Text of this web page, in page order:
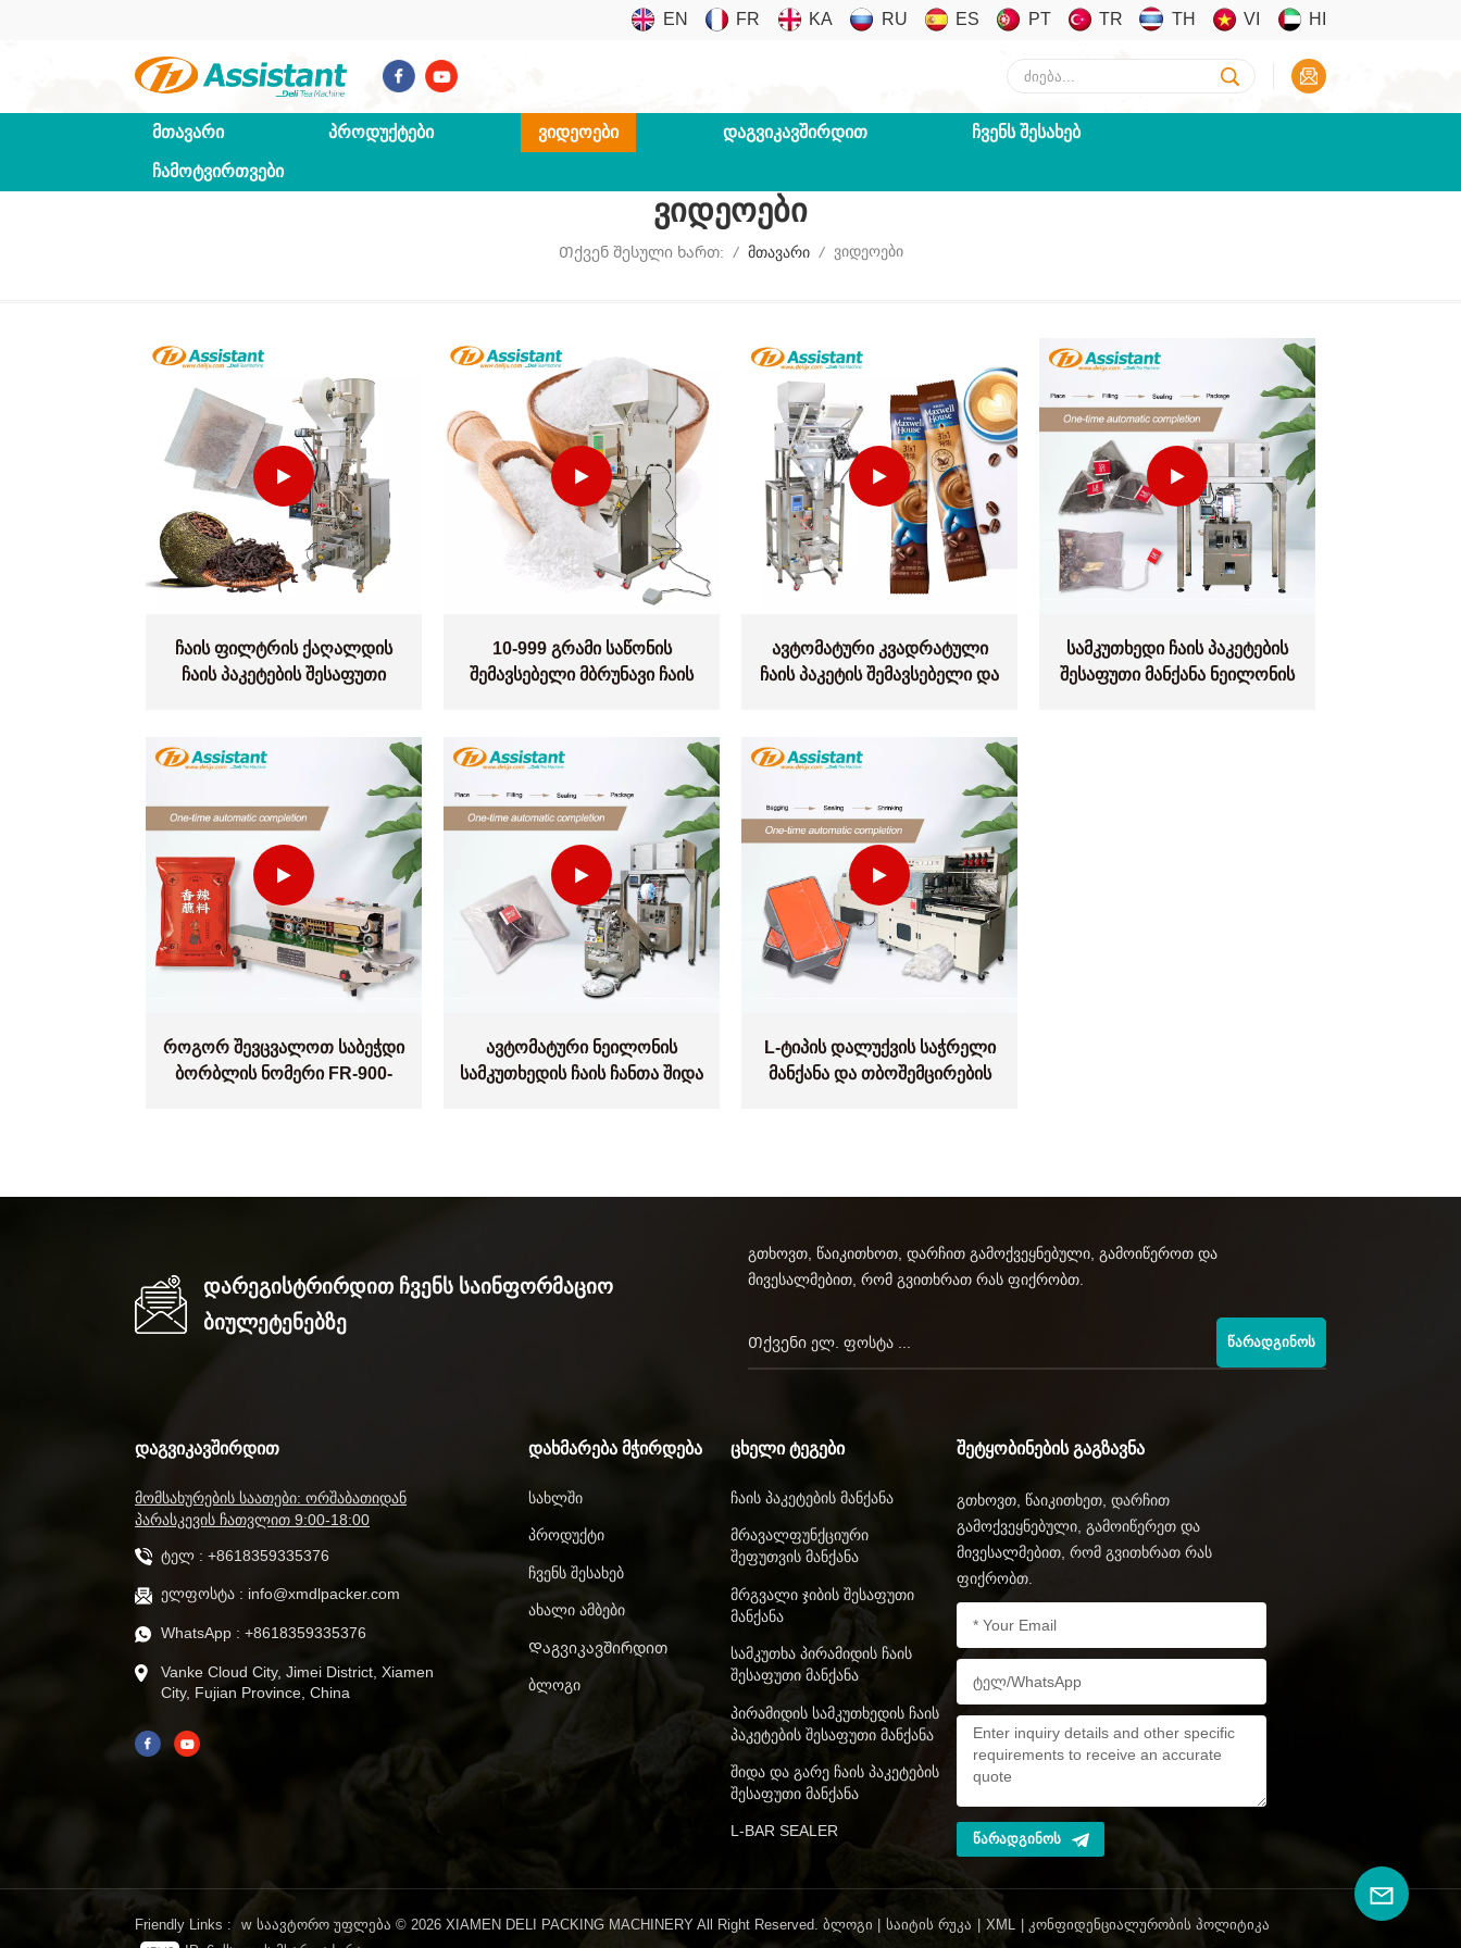
EN FR KA RU ES PT TR TH VI HI
ᲛᲗᲐᲕᲐᲠᲘ ᲞᲠᲝᲓᲣᲥᲢᲔᲑᲘ ᲕᲘᲓᲔᲝᲔᲑᲘ ᲓᲐᲒᲕᲘᲙᲐᲕᲨᲘᲠᲓᲘᲗ ᲩᲕᲔᲜᲡ ᲨᲔᲡᲐᲮᲔᲑ
ᲩᲐᲛᲝᲢᲕᲘᲠᲗᲕᲔᲑᲘ
Ვიდეოები
Თქვენ Შესული Ხართ: / Მთავარი / Ვიდეოები
ჩაის ფილტრის ქაღალდის
ჩაის პაკეტების შესაფუთი
10-999 გრამი საწონის
შემავსებელი მბრუნავი ჩაის
ავტომატური კვადრატული
ჩაის პაკეტის შემავსებელი და
სამკუთხედი ჩაის პაკეტების
შესაფუთი მანქანა ნეილონის
როგორ შევცვალოთ საბეჭდი
ბორბლის ნომერი FR-900-
ავტომატური ნეილონის
სამკუთხედის ჩაის ჩანთა შიდა
L-ტიპის დალუქვის საჭრელი
მანქანა და თბოშემცირების
Დარეგისტრირდით Ჩვენს Საინფორმაციო
Ბიულეტენებზე
გთხოვთ, წაიკითხოთ, დარჩით გამოქვეყნებული, გამოიწეროთ და
მივესალმებით, რომ გვითხრათ რას ფიქრობთ.
ᲬᲐᲠᲐᲓᲒᲘᲜᲝᲡ
ᲓᲐᲒᲕᲘᲙᲐᲕᲨᲘᲠᲓᲘᲗ
მომსახურების საათები: ორშაბათიდან
პარასკევის ჩათვლით 9:00-18:00
ტელ : +8618359335376
ელფოსტა : info@xmdlpacker.com
WhatsApp : +8618359335376
Vanke Cloud City, Jimei District, Xiamen
City, Fujian Province, China
ᲓᲐᲮᲛᲐᲠᲔᲑᲐ ᲛᲭᲘᲠᲓᲔᲑᲐ
Სახლში
Პროდუქტი
Ჩვენს Შესახებ
Ახალი Ამბები
Დაგვიკავშირდით
Ბლოგი
ᲪᲮᲔᲚᲘ ᲢᲔᲒᲔᲑᲘ
Ჩაის Პაკეტების Მანქანა
Მრავალფუნქციური
Შეფუთვის Მანქანა
Მრგვალი Ჯიბის Შესაფუთი
Მანქანა
Სამკუთხა Პირამიდის Ჩაის
Შესაფუთი Მანქანა
Პირამიდის Სამკუთხედის Ჩაის
Პაკეტების Შესაფუთი Მანქანა
Შიდა Და Გარე Ჩაის Პაკეტების
Შესაფუთი Მანქანა
L-BAR SEALER
ᲨᲔᲢᲧᲝᲑᲘᲜᲔᲑᲘᲡ ᲒᲐᲒᲖᲐᲕᲜᲐ
გთხოვთ, წაიკითხეთ, დარჩით
გამოქვეყნებული, გამოიწერეთ და
მივესალმებით, რომ გვითხრათ რას
ფიქრობთ.
ᲬᲐᲠᲐᲓᲒᲘᲜᲝᲡ
Friendly Links : w საავტორო უფლება © 2026 XIAMEN DELI PACKING MACHINERY All Right Reserved. ᲑᲚᲝᲒᲘ ᲡᲐᲘᲢᲘᲡ ᲠᲣᲙᲐ XML
ᲙᲝᲜᲤᲘᲓᲔᲜᲪᲘᲐᲚᲣᲠᲝᲑᲘᲡ ᲞᲝᲚᲘᲢᲘᲙᲐ